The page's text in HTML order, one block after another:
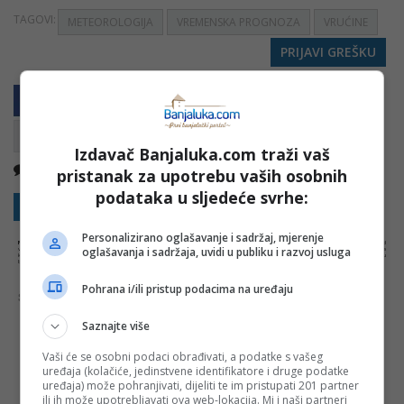
TAGOVI: METEOROLOGIJA VREMENSKA PROGNOZA VRUĆINE
PRIJAVI GREŠKU
Kopirati
Nema komentara
Sakrij sve komentare Prikaži komentare
NAPOMENA:
Komentari odražavaju stavove njihovih autora, a ne nužno i stavove internet portala Banjaluka.com. Molimo korisnike da se suzdrže od
vrijeđanja, psovanja i vulgarnog izražavanja. Portal Banjaluka.com zadržava pravo da obriše komentar bez najave i objašnjenja. Zbog velikog broja
komentara Banjaluka.com nije dužan obrisati sve komentare koji krše pravila. Kao čitalac takođe prihvatate mogućnost da među komentarima mogu
biti pronađeni sadržaji koji mogu biti u suprotnosti sa vašim vjerskim, moralnim i drugim načelima i uvjerenjima.
Šta mislite o ovoj temi?
Vaša e-mail adresa neće biti objavljena. Sva polja su
obavezna!
Izdavač Banjaluka.com traži vaš
pristanak za upotrebu vaših osobnih
podataka u sljedeće svrhe:
Personalizirano oglašavanje i sadržaj, mjerenje
oglašavanja i sadržaja, uvidi u publiku i razvoj usluga
Pohrana i/ili pristup podacima na uređaju
Saznajte više
Vaši će se osobni podaci obrađivati, a podatke s vašeg
uređaja (kolačiće, jedinstvene identifikatore i druge podatke
uređaja) može pohranjivati, dijeliti te im pristupati 201 partner
ili ih može upotrebljavati ova web-lokacija. Mi i naši partneri